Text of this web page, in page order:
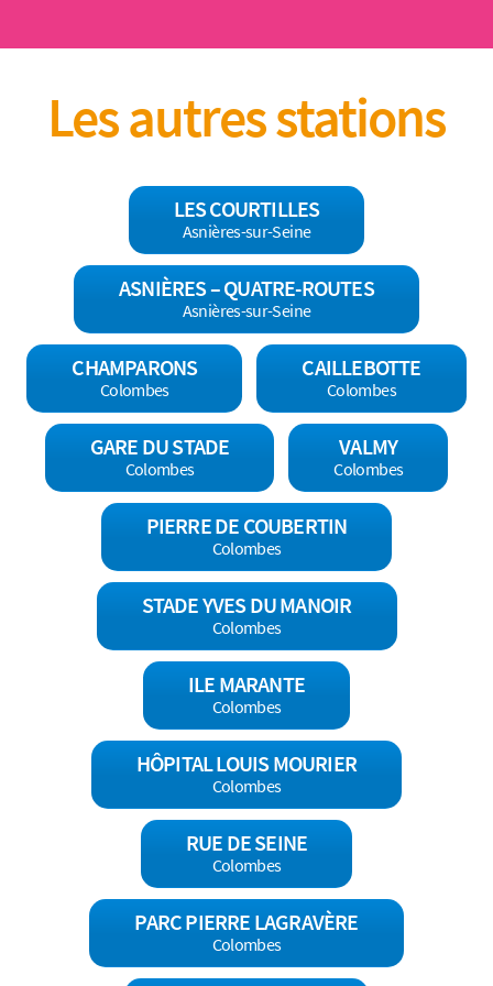
Les autres stations
LES COURTILLES
Asnières-sur-Seine
ASNIÈRES – QUATRE-ROUTES
Asnières-sur-Seine
CHAMPARONS
Colombes
CAILLEBOTTE
Colombes
GARE DU STADE
Colombes
VALMY
Colombes
PIERRE DE COUBERTIN
Colombes
STADE YVES DU MANOIR
Colombes
ILE MARANTE
Colombes
HÔPITAL LOUIS MOURIER
Colombes
RUE DE SEINE
Colombes
PARC PIERRE LAGRAVÈRE
Colombes